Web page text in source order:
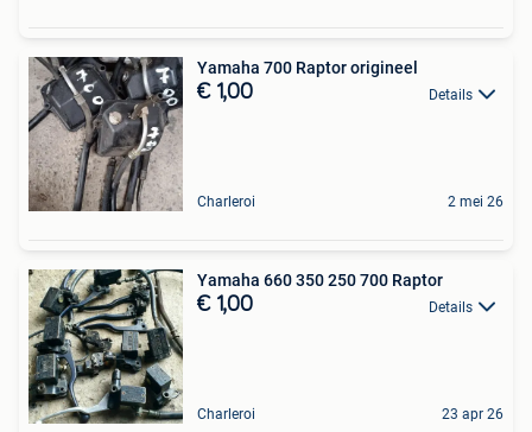
Yamaha 700 Raptor origineel
€ 1,00 Details
Charleroi 2 mei 26
Yamaha 660 350 250 700 Raptor
€ 1,00 Details
Charleroi 23 apr 26